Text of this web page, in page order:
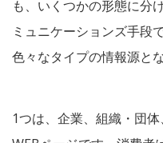
も、いくつかの形態に分
ミュニケーションズ手段
色々なタイプの情報源と
1つは、企業、組織・団